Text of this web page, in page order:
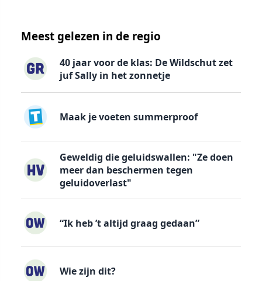
Meest gelezen in de regio
40 jaar voor de klas: De Wildschut zet
juf Sally in het zonnetje
Maak je voeten summerproof
Geweldig die geluidswallen: "Ze doen
meer dan beschermen tegen
geluidoverlast"
“Ik heb ’t altijd graag gedaan”
Wie zijn dit?